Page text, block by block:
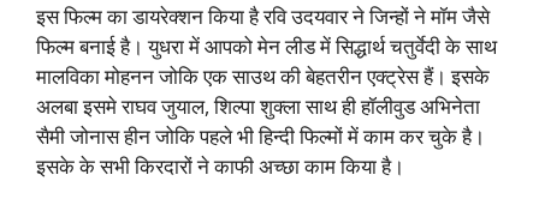
इस फिल्म का डायरेक्शन किया है रवि उदयवार ने जिन्हों ने मॉम जैसे
फिल्म बनाई है। युधरा में आपको मेन लीड में सिद्धार्थ चतुर्वेदी के साथ
मालविका मोहनन जोकि एक साउथ की बेहतरीन एक्ट्रेस हैं। इसके
अलबा इसमे राघव जुयाल, शिल्पा शुक्ला साथ ही हॉलीवुड अभिनेता
सैमी जोनास हीन जोकि पहले भी हिन्दी फिल्मों में काम कर चुके है।
इसके के सभी किरदारों ने काफी अच्छा काम किया है।